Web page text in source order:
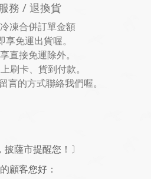
務 / 退換貨
凍合併訂單金額
享免運出貨喔。
直接免運除外。
刷卡、貨到付款。
言的方式聯絡我們喔。
披薩市提醒您！〕
顧客您好：